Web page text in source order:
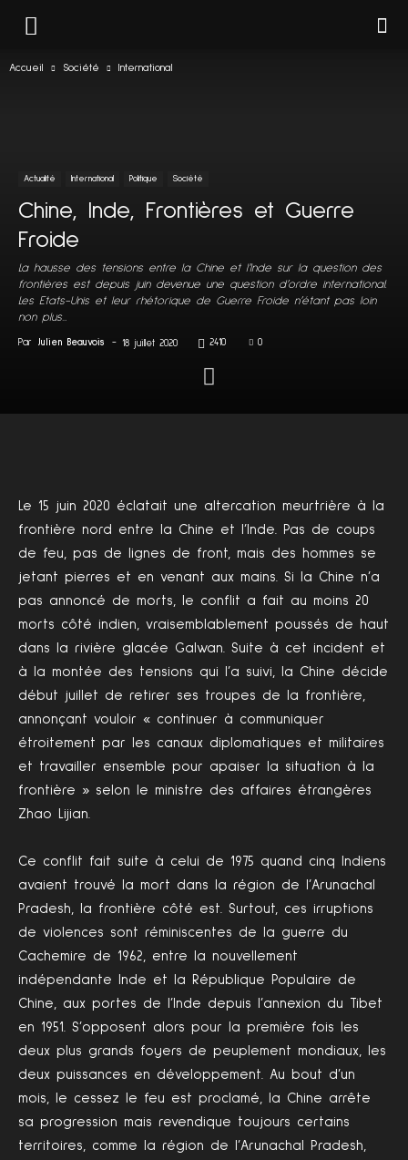
Accueil Société International
Actualité International Politique Société
Chine, Inde, Frontières et Guerre
Froide
La hausse des tensions entre la Chine et l’Inde sur la question des
frontières est depuis juin devenue une question d’ordre international.
Les Etats-Unis et leur rhétorique de Guerre Froide n’étant pas loin
non plus…
Par Julien Beauvois - 18 juillet 2020 2410 0
Le 15 juin 2020 éclatait une altercation meurtrière à la
frontière nord entre la Chine et l’Inde. Pas de coups
de feu, pas de lignes de front, mais des hommes se
jetant pierres et en venant aux mains. Si la Chine n’a
pas annoncé de morts, le conflit a fait au moins 20
morts côté indien, vraisemblablement poussés de haut
dans la rivière glacée Galwan. Suite à cet incident et
à la montée des tensions qui l’a suivi, la Chine décide
début juillet de retirer ses troupes de la frontière,
annonçant vouloir « continuer à communiquer
étroitement par les canaux diplomatiques et militaires
et travailler ensemble pour apaiser la situation à la
frontière » selon le ministre des affaires étrangères
Zhao Lijian.
Ce conflit fait suite à celui de 1975 quand cinq Indiens
avaient trouvé la mort dans la région de l’Arunachal
Pradesh, la frontière côté est. Surtout, ces irruptions
de violences sont réminiscentes de la guerre du
Cachemire de 1962, entre la nouvellement
indépendante Inde et la République Populaire de
Chine, aux portes de l’Inde depuis l’annexion du Tibet
en 1951. S’opposent alors pour la première fois les
deux plus grands foyers de peuplement mondiaux, les
deux puissances en développement. Au bout d’un
mois, le cessez le feu est proclamé, la Chine arrête
sa progression mais revendique toujours certains
territoires, comme la région de l’Arunachal Pradesh,